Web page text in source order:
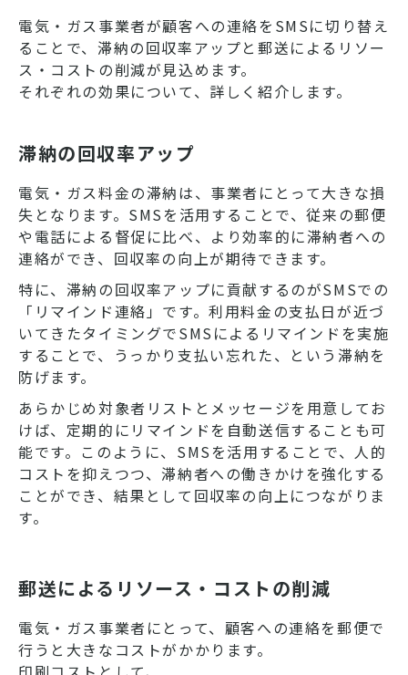
電気・ガス事業者が顧客への連絡をSMSに切り替え
ることで、滞納の回収率アップと郵送によるリソー
ス・コストの削減が見込めます。
それぞれの効果について、詳しく紹介します。
滞納の回収率アップ
電気・ガス料金の滞納は、事業者にとって大きな損
失となります。SMSを活用することで、従来の郵便
や電話による督促に比べ、より効率的に滞納者への
連絡ができ、回収率の向上が期待できます。
特に、滞納の回収率アップに貢献するのがSMSでの
「リマインド連絡」です。利用料金の支払日が近づ
いてきたタイミングでSMSによるリマインドを実施
することで、うっかり支払い忘れた、という滞納を
防げます。
あらかじめ対象者リストとメッセージを用意してお
けば、定期的にリマインドを自動送信することも可
能です。このように、SMSを活用することで、人的
コストを抑えつつ、滞納者への働きかけを強化する
ことができ、結果として回収率の向上につながりま
す。
郵送によるリソース・コストの削減
電気・ガス事業者にとって、顧客への連絡を郵便で
行うと大きなコストがかかります。